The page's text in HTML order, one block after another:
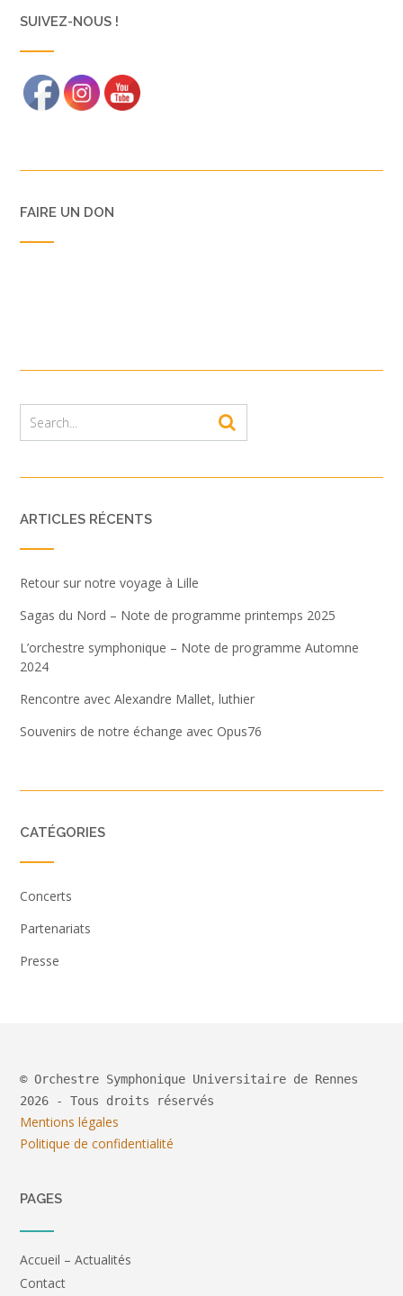
SUIVEZ-NOUS !
FAIRE UN DON
ARTICLES RÉCENTS
Retour sur notre voyage à Lille
Sagas du Nord – Note de programme printemps 2025
L’orchestre symphonique – Note de programme Automne
2024
Rencontre avec Alexandre Mallet, luthier
Souvenirs de notre échange avec Opus76
CATÉGORIES
Concerts
Partenariats
Presse
© Orchestre Symphonique Universitaire de Rennes
2026 - Tous droits réservés
Mentions légales
Politique de confidentialité
PAGES
Accueil – Actualités
Contact